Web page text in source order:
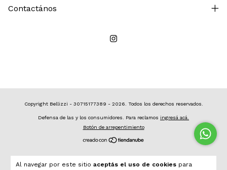
Al navegar por este sitio aceptás el uso de cookies para
Contactános
Copyright Bellizzi - 30715177389 - 2026. Todos los derechos reservados.
Defensa de las y los consumidores. Para reclamos ingresá acá.
Botón de arrepentimiento